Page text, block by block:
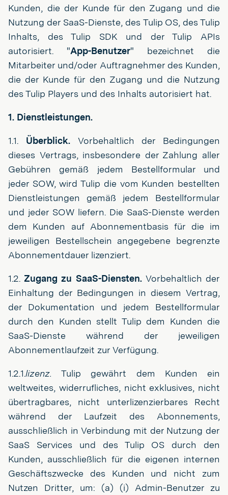
Kunden, die der Kunde für den Zugang und die
Nutzung der SaaS-Dienste, des Tulip OS, des Tulip
Inhalts, des Tulip SDK und der Tulip APIs
autorisiert. "App-Benutzer" bezeichnet die
Mitarbeiter und/oder Auftragnehmer des Kunden,
die der Kunde für den Zugang und die Nutzung
des Tulip Players und des Inhalts autorisiert hat.
1. Dienstleistungen.
1.1. Überblick.Vorbehaltlich der Bedingungen
dieses Vertrags, insbesondere der Zahlung aller
Gebühren gemäß jedem Bestellformular und
jeder SOW, wird Tulip die vom Kunden bestellten
Dienstleistungen gemäß jedem Bestellformular
und jeder SOW liefern. Die SaaS-Dienste werden
dem Kunden auf Abonnementbasis für die im
jeweiligen Bestellschein angegebene begrenzte
Abonnementdauer lizenziert.
1.2.Zugang zu SaaS-Diensten.Vorbehaltlich der
Einhaltung der Bedingungen in diesem Vertrag,
der Dokumentation und jedem Bestellformular
durch den Kunden stellt Tulip dem Kunden die
SaaS-Dienste während der jeweiligen
Abonnementlaufzeit zur Verfügung.
1.2.1.lizenz. Tulip gewährt dem Kunden ein
weltweites, widerrufliches, nicht exklusives, nicht
übertragbares, nicht unterlizenzierbares Recht
während der Laufzeit des Abonnements,
ausschließlich in Verbindung mit der Nutzung der
SaaS Services und des Tulip OS durch den
Kunden, ausschließlich für die eigenen internen
Geschäftszwecke des Kunden und nicht zum
Nutzen Dritter, um: (a) (i) Admin-Benutzer zu